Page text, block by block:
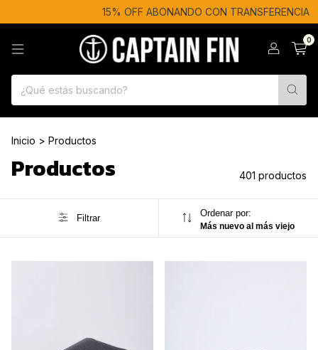
15% OFF ABONANDO CON TRANSFERENCIA 6 SIN
0
Inicio > Productos
Productos 401 productos
Filtrar Ordenar por:
Más nuevo al más viejo